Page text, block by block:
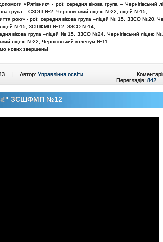
«Рятівник» - рої: середня вікова група – Чернігівський
група – СЗОШ №2, Чернігівський ліцею №22, ліцей №15;
рою» - рої: середня вікова група –ліцей № 15, ЗЗСО №20,
– ліцей №15, ЗСШФМП №12, ЗЗСО №14;
вікова група –ліцей № 15, ЗЗСО №24, Чернігівський ліцею
ліцею №22, Чернігівський колегіум №11.
нових звершень!
| Автор: Управління освіти
Переглядів: 842
ЗСШФМП №12